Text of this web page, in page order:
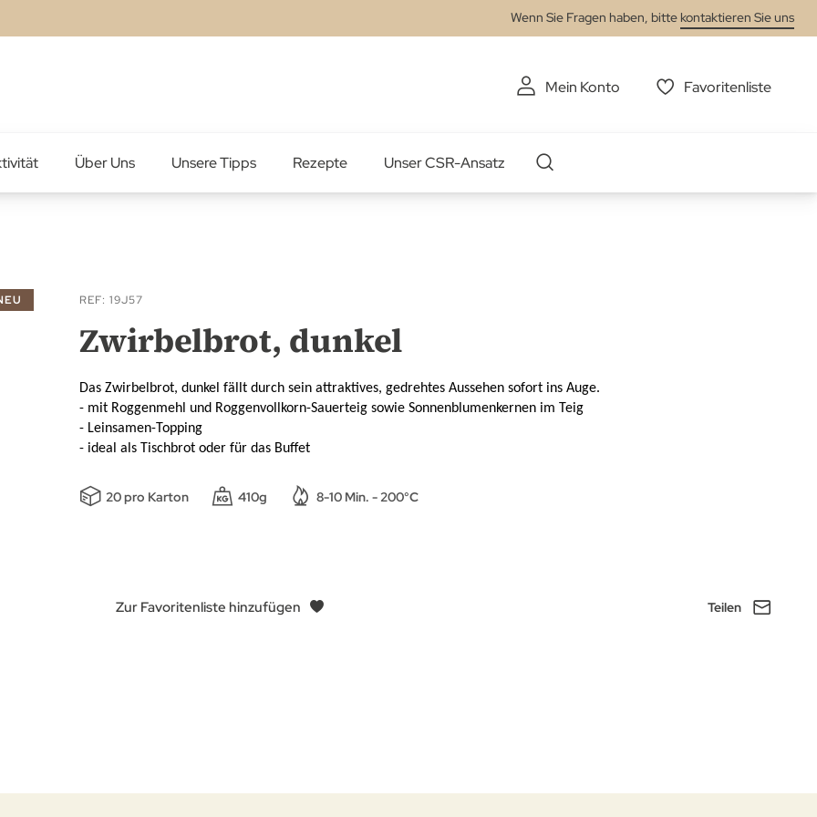
Wenn Sie Fragen haben, bitte kontaktieren Sie uns
Mein Konto Favoritenliste
Über Uns Unsere Tipps Rezepte Unser CSR-Ansatz
REF 19J57
Zwirbelbrot, dunkel
Das Zwirbelbrot, dunkel fällt durch sein attraktives, gedrehtes Aussehen sofort ins Auge.
- mit Roggenmehl und Roggenvollkorn-Sauerteig sowie Sonnenblumenkernen im Teig
- Leinsamen-Topping
- ideal als Tischbrot oder für das Buffet
20 pro Karton 410g 8-10 Min. - 200°C
Zur Favoritenliste hinzufügen Teilen